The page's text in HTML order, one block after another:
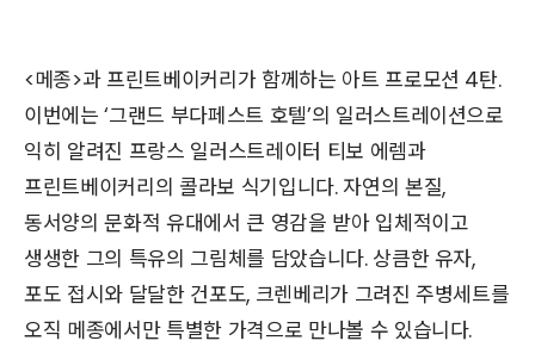
<메종>과 프린트베이커리가 함께하는 아트 프로모션 4탄.
이번에는 ‘그랜드 부다페스트 호텔’의 일러스트레이션으로
익히 알려진 프랑스 일러스트레이터 티보 에렘과
프린트베이커리의 콜라보 식기입니다. 자연의 본질,
동서양의 문화적 유대에서 큰 영감을 받아 입체적이고
생생한 그의 특유의 그림체를 담았습니다. 상큼한 유자,
포도 접시와 달달한 건포도, 크렌베리가 그려진 주병세트를
오직 메종에서만 특별한 가격으로 만나볼 수 있습니다.